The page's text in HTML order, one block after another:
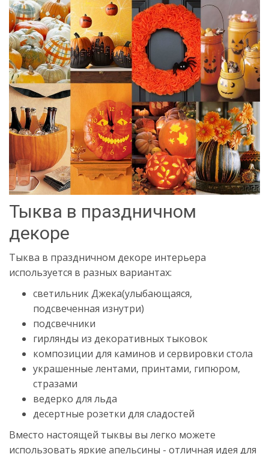
Тыква в праздничном
декоре
Тыква в праздничном декоре интерьера
используется в разных вариантах:
светильник Джека(улыбающаяся,
подсвеченная изнутри)
подсвечники
гирлянды из декоративных тыковок
композиции для каминов и сервировки стола
украшенные лентами, принтами, гипюром,
стразами
ведерко для льда
десертные розетки для сладостей
Вместо настоящей тыквы вы легко можете
использовать яркие апельсины - отличная идея для